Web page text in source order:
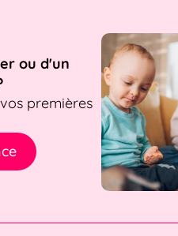
ou d'un
premières